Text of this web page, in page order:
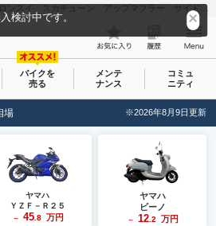
ヤマハ(YAMAHA) ＴＷ２２５Ｅ ロンスイ スカチューン アップマフラー サイドカバー｜ＢＵＲＳＴ ＣＩＴＹ｜新車・中古バイクなら【グーバイク(GooBike)】
検討中です。
バイクを
売る
メンテ
ナンス
コミュ
ニティ
場 ※2026年8月9日更新
ヤマハ
ＹＺＦ－Ｒ２５
～ 45.8 万円
ヤマハ
ビーノ
～ 12.2 万円